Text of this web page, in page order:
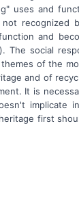
uses and
and
The social
of the
and of
It is
first